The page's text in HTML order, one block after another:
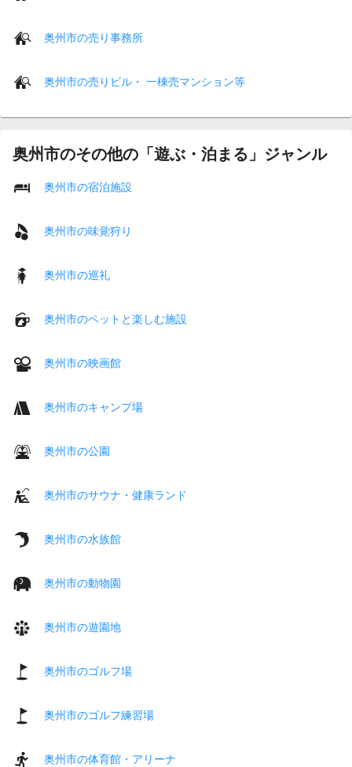
奥州市の売り事務所
奥州市の売りビル・ 一棟売マンション等
奥州市のその他の「遊ぶ・泊まる」ジャンル
奥州市の宿泊施設
奥州市の味覚狩り
奥州市の巡礼
奥州市のペットと楽しむ施設
奥州市の映画館
奥州市のキャンプ場
奥州市の公園
奥州市のサウナ・健康ランド
奥州市の水族館
奥州市の動物園
奥州市の遊園地
奥州市のゴルフ場
奥州市のゴルフ練習場
奥州市の体育館・アリーナ